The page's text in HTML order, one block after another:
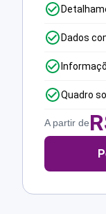
Dados
Quadro
A partir de